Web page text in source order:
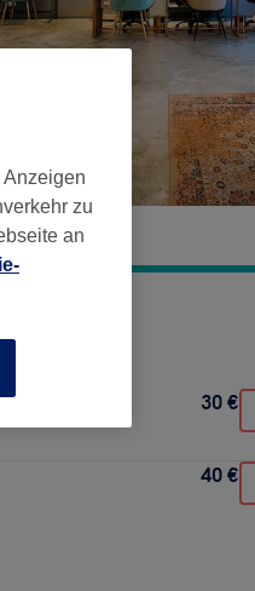
30 €
40 €
zu
an